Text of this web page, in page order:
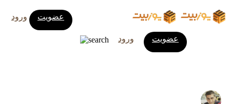
ورود عضویت
ورود عضویت